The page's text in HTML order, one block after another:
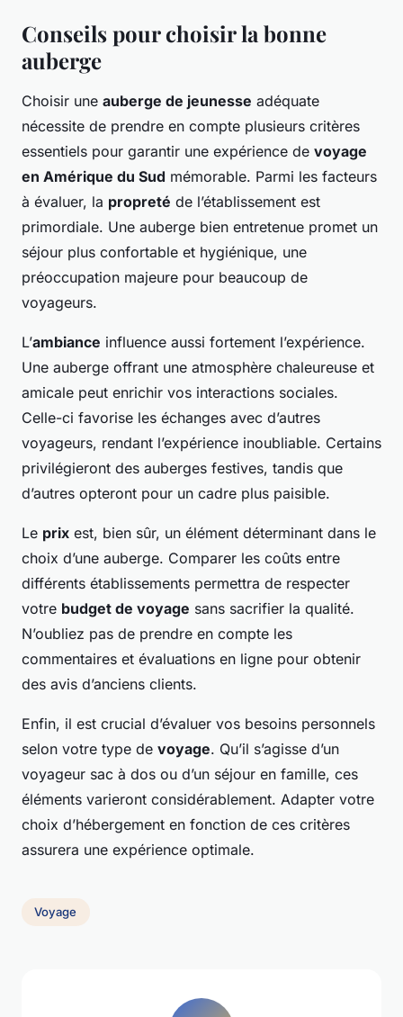
Conseils pour choisir la bonne
auberge
Choisir une auberge de jeunesse adéquate
nécessite de prendre en compte plusieurs critères
essentiels pour garantir une expérience de voyage
en Amérique du Sud mémorable. Parmi les facteurs
à évaluer, la propreté de l’établissement est
primordiale. Une auberge bien entretenue promet un
séjour plus confortable et hygiénique, une
préoccupation majeure pour beaucoup de
voyageurs.
L’ambiance influence aussi fortement l’expérience.
Une auberge offrant une atmosphère chaleureuse et
amicale peut enrichir vos interactions sociales.
Celle-ci favorise les échanges avec d’autres
voyageurs, rendant l’expérience inoubliable. Certains
privilégieront des auberges festives, tandis que
d’autres opteront pour un cadre plus paisible.
Le prix est, bien sûr, un élément déterminant dans le
choix d’une auberge. Comparer les coûts entre
différents établissements permettra de respecter
votre budget de voyage sans sacrifier la qualité.
N’oubliez pas de prendre en compte les
commentaires et évaluations en ligne pour obtenir
des avis d’anciens clients.
Enfin, il est crucial d’évaluer vos besoins personnels
selon votre type de voyage. Qu’il s’agisse d’un
voyageur sac à dos ou d’un séjour en famille, ces
éléments varieront considérablement. Adapter votre
choix d’hébergement en fonction de ces critères
assurera une expérience optimale.
Voyage